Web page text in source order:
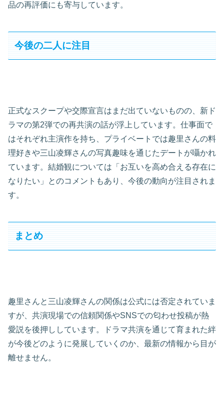
品の再評価にも寄与しています。
今後の二人に注目
正式なスクープや交際宣言はまだ出ていないものの、新ド
ラマの第2弾での再共演の話が浮上しています。仕事面で
はそれぞれ主演作を持ち、プライベートでは趣里さんの料
理好きや三山凌輝さんの写真趣味を通じたデートが囁かれ
ています。結婚観については「お互いを高め合える存在に
なりたい」とのコメントもあり、今後の動向が注目されま
す。
まとめ
趣里さんと三山凌輝さんの関係は公式には否定されていま
すが、共演現場での信頼関係やSNSでの匂わせ投稿が熱
愛説を後押ししています。ドラマ共演を通じて育まれた絆
が今後どのように発展していくのか、最新の情報から目が
離せません。